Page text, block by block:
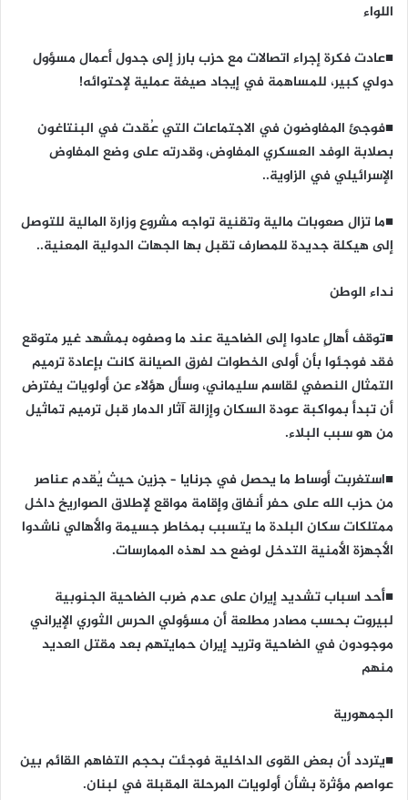
اللواء
■عادت فكرة إجراء اتصالات مع حزب بارز إلى جدول أعمال مسؤول
دولي كبير، للمساهمة في إيجاد صيغة عملية لإحتوائه!
■فوجئ المفاوضون في الاجتماعات التي عُقدت في البنتاغون
بصلابة الوفد العسكري المفاوض، وقدرته على وضع المفاوض
الإسرائيلي في الزاوية..
■ما تزال صعوبات مالية وتقنية تواجه مشروع وزارة المالية للتوصل
إلى هيكلة جديدة للمصارف تقبل بها الجهات الدولية المعنية..
نداء الوطن
■توقف أهالٍ عادوا إلى الضاحية عند ما وصفوه بمشهد غير متوقع
فقد فوجئوا بأن أولى الخطوات لفرق الصيانة كانت بإعادة ترميم
التمثال النصفي لقاسم سليماني، وسأل هؤلاء عن أولويات يفترض
أن تبدأ بمواكبة عودة السكان وإزالة آثار الدمار قبل ترميم تماثيل
من هو سبب البلاء.
■استغربت أوساط ما يحصل في جرنايا – جزين حيث يُقدم عناصر
من حزب الله على حفر أنفاق وإقامة مواقع لإطلاق الصواريخ داخل
ممتلكات سكان البلدة ما يتسبب بمخاطر جسيمة والأهالي ناشدوا
الأجهزة الأمنية التدخل لوضع حد لهذه الممارسات.
■أحد اسباب تشديد إيران على عدم ضرب الضاحية الجنوبية
لبيروت بحسب مصادر مطلعة أن مسؤولي الحرس الثوري الإيراني
موجودون في الضاحية وتريد إيران حمايتهم بعد مقتل العديد
منهم
الجمهورية
■يتردد أن بعض القوى الداخلية فوجئت بحجم التفاهم القائم بين
عواصم مؤثرة بشأن أولويات المرحلة المقبلة في لبنان.